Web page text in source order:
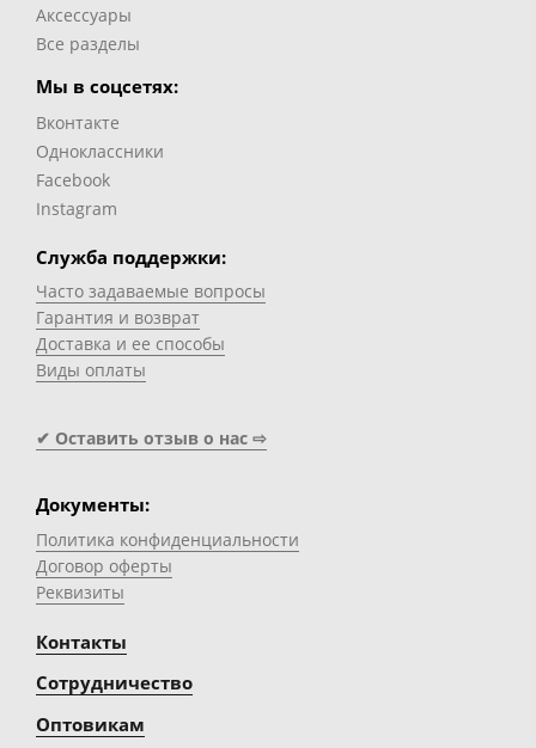
Аксессуары
Все разделы
Мы в соцсетях:
Вконтакте
Одноклассники
Facebook
Instagram
Служба поддержки:
Часто задаваемые вопросы
Гарантия и возврат
Доставка и ее способы
Виды оплаты
✔ Оставить отзыв о нас ⇨
Документы:
Политика конфиденциальности
Договор оферты
Реквизиты
Контакты
Сотрудничество
Оптовикам